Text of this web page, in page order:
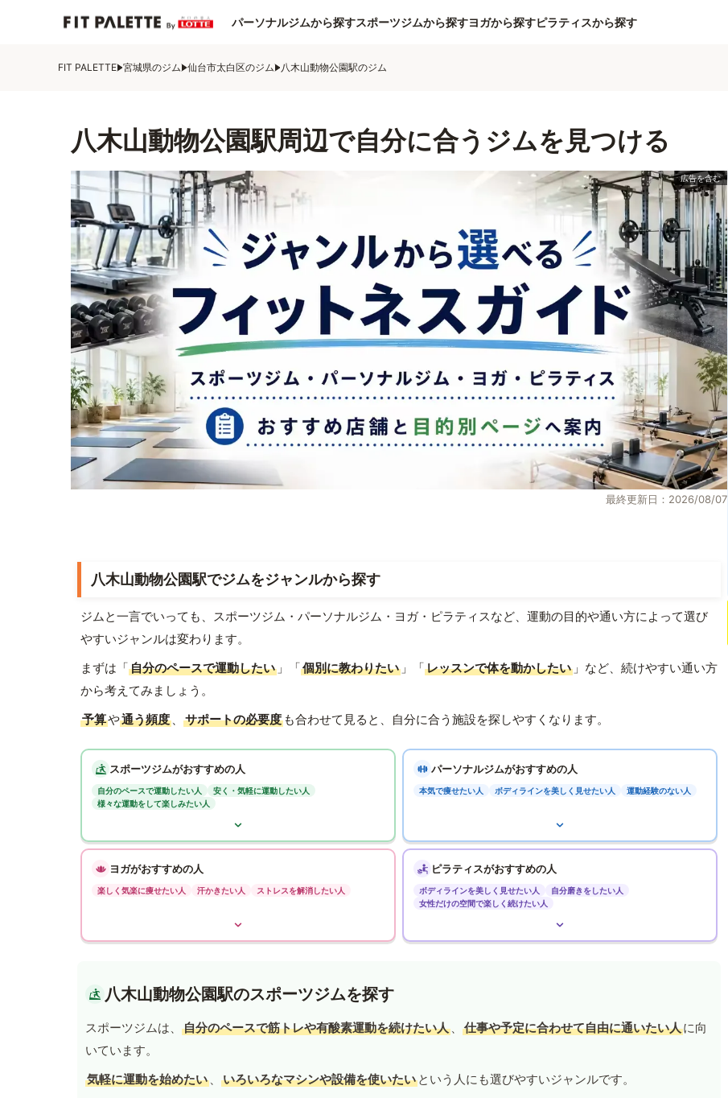
パーソナルジムから探すスポーツジムから探すヨガから探すピラティスから探す
FIT PALETTE 宮城県のジム 仙台市太白区のジム 八木山動物公園駅のジム
八木山動物公園駅周辺で自分に合うジムを見つける
最終更新日：2026/08/07
八木山動物公園駅でジムをジャンルから探す
ジムと一言でいっても、スポーツジム・パーソナルジム・ヨガ・ピラティスなど、運動の目的や通い方によって選び
やすいジャンルは変わります。
まずは「自分のペースで運動したい 」「個別に教わりたい 」「レッスンで体を動かしたい 」など、続けやすい通い方
から考えてみましょう。
予算や通う頻度 、 サポートの必要度 も合わせて見ると、自分に合う施設を探しやすくなります。
スポーツジムがおすすめの人
自分のペースで運動したい人
安く・気軽に運動したい人
様々な運動をして楽しみたい人
パーソナルジムがおすすめの人
本気で痩せたい人 ボディラインを美しく見せたい人 運動経験のない人
ヨガがおすすめの人
楽しく気楽に痩せたい人 汗かきたい人 ストレスを解消したい人
ピラティスがおすすめの人
ボディラインを美しく見せたい人
自分磨きをしたい人
女性だけの空間で楽しく続けたい人
八木山動物公園駅のスポーツジムを探す
スポーツジムは、 自分のペースで筋トレや有酸素運動を続けたい人 、 仕事や予定に合わせて自由に通いたい人に向
いています。
気軽に運動を始めたい 、 いろいろなマシンや設備を使いたい という人にも選びやすいジャンルです。